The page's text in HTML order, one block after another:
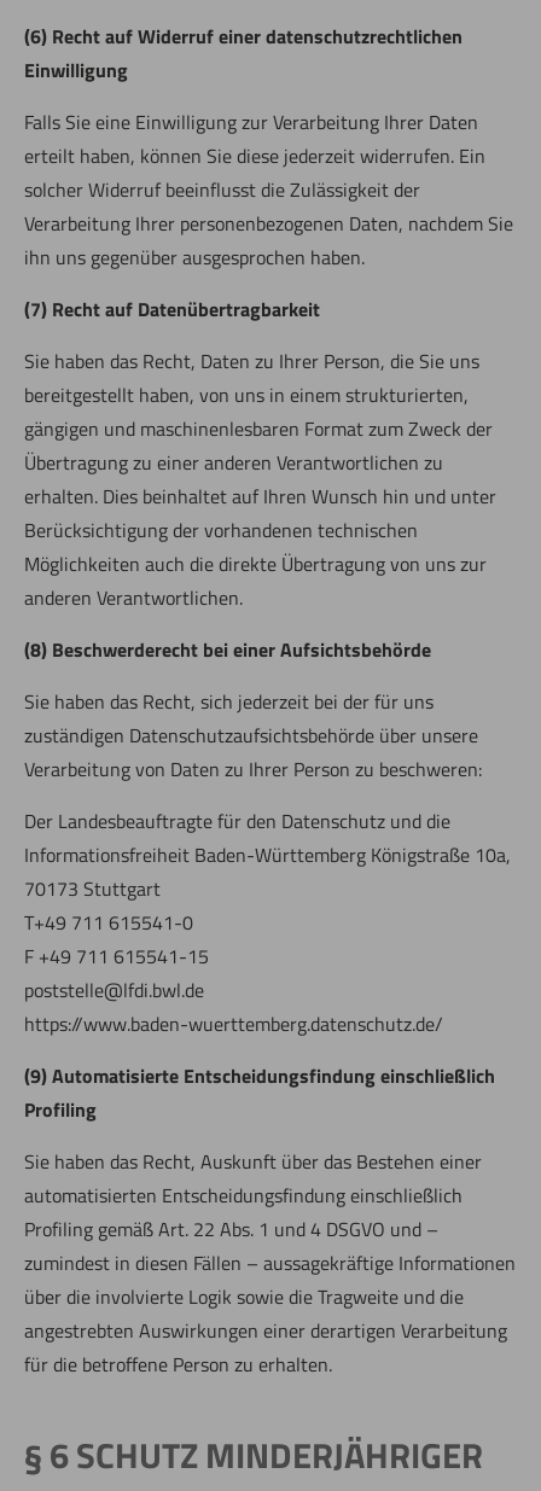
(6) Recht auf Widerruf einer datenschutzrechtlichen
Einwilligung
Falls Sie eine Einwilligung zur Verarbeitung Ihrer Daten
erteilt haben, können Sie diese jederzeit widerrufen. Ein
solcher Widerruf beeinflusst die Zulässigkeit der
Verarbeitung Ihrer personenbezogenen Daten, nachdem Sie
ihn uns gegenüber ausgesprochen haben.
(7) Recht auf Datenübertragbarkeit
Sie haben das Recht, Daten zu Ihrer Person, die Sie uns
bereitgestellt haben, von uns in einem strukturierten,
gängigen und maschinenlesbaren Format zum Zweck der
Übertragung zu einer anderen Verantwortlichen zu
erhalten. Dies beinhaltet auf Ihren Wunsch hin und unter
Berücksichtigung der vorhandenen technischen
Möglichkeiten auch die direkte Übertragung von uns zur
anderen Verantwortlichen.
(8) Beschwerderecht bei einer Aufsichtsbehörde
Sie haben das Recht, sich jederzeit bei der für uns
zuständigen Datenschutzaufsichtsbehörde über unsere
Verarbeitung von Daten zu Ihrer Person zu beschweren:
Der Landesbeauftragte für den Datenschutz und die
Informationsfreiheit Baden-Württemberg Königstraße 10a,
70173 Stuttgart
T+49 711 615541-0
F +49 711 615541-15
poststelle@lfdi.bwl.de
https://www.baden-wuerttemberg.datenschutz.de/
(9) Automatisierte Entscheidungsfindung einschließlich
Profiling
Sie haben das Recht, Auskunft über das Bestehen einer
automatisierten Entscheidungsfindung einschließlich
Profiling gemäß Art. 22 Abs. 1 und 4 DSGVO und –
zumindest in diesen Fällen – aussagekräftige Informationen
über die involvierte Logik sowie die Tragweite und die
angestrebten Auswirkungen einer derartigen Verarbeitung
für die betroffene Person zu erhalten.
§6 SCHUTZ MINDERJÄHRIGER